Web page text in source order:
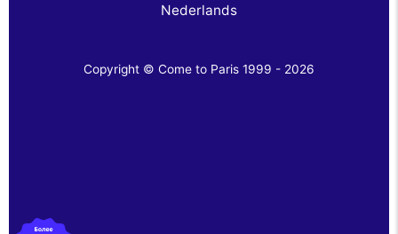
Nederlands
Copyright © Come to Paris 1999 - 2026